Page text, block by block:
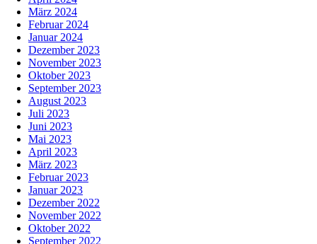
März 2024
Februar 2024
Januar 2024
Dezember 2023
November 2023
Oktober 2023
September 2023
August 2023
Juli 2023
Juni 2023
Mai 2023
April 2023
März 2023
Februar 2023
Januar 2023
Dezember 2022
November 2022
Oktober 2022
September 2022